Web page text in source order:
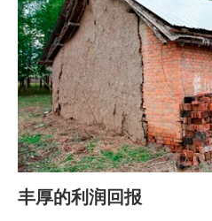
丰厚的利润回报